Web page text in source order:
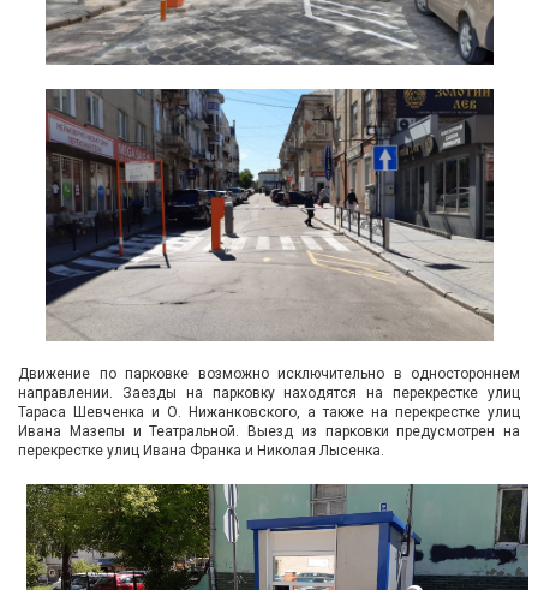
Доставка
Тех.
поддержка
Блог
Движение по парковке возможно исключительно в одностороннем
направлении. Заезды на парковку находятся на перекрестке улиц
Тараса Шевченка и О. Нижанковского, а также на перекрестке улиц
Ивана Мазепы и Театральной. Выезд из парковки предусмотрен на
перекрестке улиц Ивана Франка и Николая Лысенка.